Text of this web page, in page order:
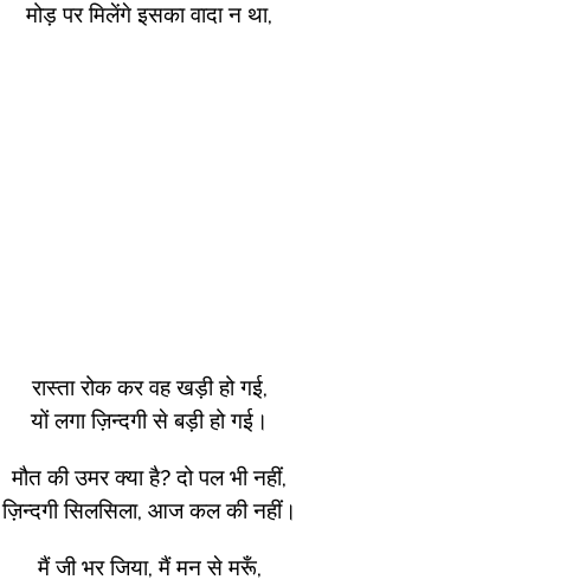
मोड़ पर मिलेंगे इसका वादा न था,
रास्ता रोक कर वह खड़ी हो गई,
यों लगा ज़िन्दगी से बड़ी हो गई।
मौत की उमर क्या है? दो पल भी नहीं,
ज़िन्दगी सिलसिला, आज कल की नहीं।
मैं जी भर जिया, मैं मन से मरूँ,